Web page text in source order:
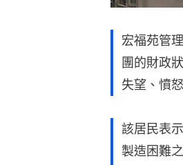
宏福苑管
團的財政
失望、憤怒
該居民表
製造困難